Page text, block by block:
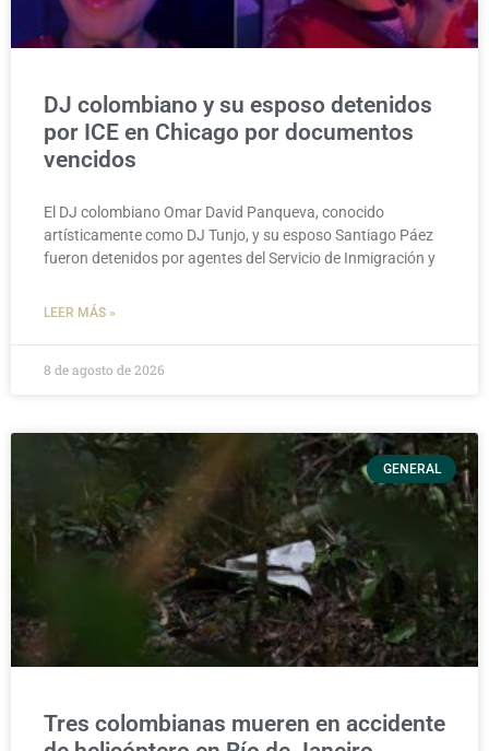
DJ colombiano y su esposo detenidos
por ICE en Chicago por documentos
vencidos
El DJ colombiano Omar David Panqueva, conocido
artísticamente como DJ Tunjo, y su esposo Santiago Páez
fueron detenidos por agentes del Servicio de Inmigración y
LEER MÁS »
8 de agosto de 2026
GENERAL
Tres colombianas mueren en accidente